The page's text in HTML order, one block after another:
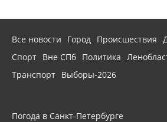
Все новости Город Происшествия
Спорт Вне СПб Политика
Транспорт Выборы-2026
Погода в Санкт-Петербурге